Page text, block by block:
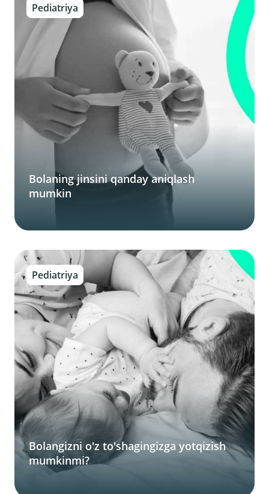
Pediatriya
Bolaning jinsini qanday aniqlash
mumkin
Pediatriya
Bolangizni o'z to'shagingizga yotqizish
mumkinmi?